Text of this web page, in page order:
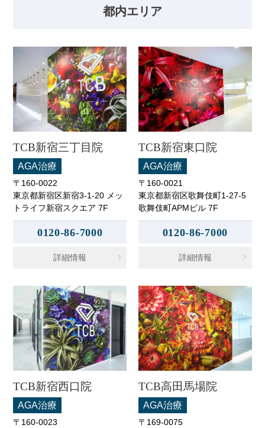
都内エリア
TCB新宿三丁目院
AGA治療
〒160-0022
東京都新宿区新宿3-1-20 メッ
トライフ新宿スクエア 7F
0120-86-7000
詳細情報
TCB新宿東口院
AGA治療
〒160-0021
東京都新宿区歌舞伎町1-27-5
歌舞伎町APMビル 7F
0120-86-7000
詳細情報
TCB新宿西口院
AGA治療
〒160-0023
TCB高田馬場院
AGA治療
〒169-0075